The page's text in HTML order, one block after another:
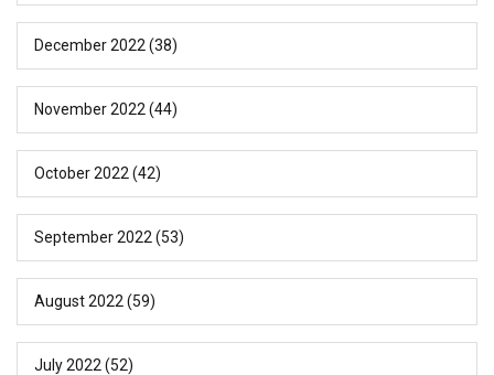
December 2022 (38)
November 2022 (44)
October 2022 (42)
September 2022 (53)
August 2022 (59)
July 2022 (52)